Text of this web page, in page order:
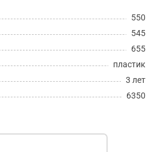
550
545
655
пластик
3 лет
6350